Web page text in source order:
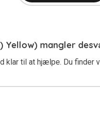
Yellow) mangler
klar til at hjælpe. Du finder